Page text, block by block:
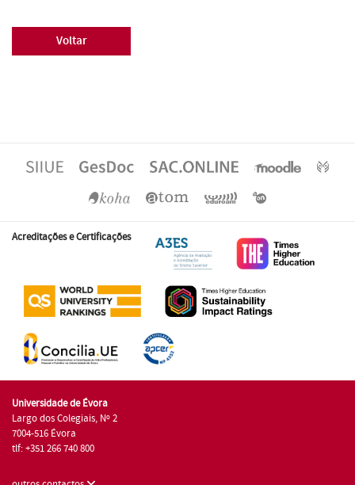
Voltar
Acreditações e Certificações
Universidade de Évora
Largo dos Colegiais, Nº 2
7004-516 Évora
tlf: +351 266 740 800